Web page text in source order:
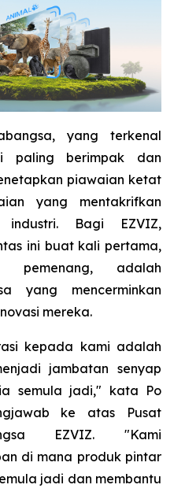
yang terkenal
paling berimpak dan
piawaian ketat
yang mentakrifkan
Bagi EZVIZ,
ini buat kali pertama,
pemenang, adalah
yang mencerminkan
mereka.
kepada kami adalah
jambatan senyap
semula jadi," kata Po
ke atas Pusat
EZVIZ. "Kami
di mana produk pintar
jadi dan membantu